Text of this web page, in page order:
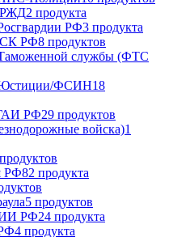
РЖД2 продукта
РФ3 продукта
СК РФ8 продуктов
службы (ФТС
Юстиции/ФСИН18
РФ29 продуктов
войска)1
РФ82 продукта
5 продуктов
РФ24 продукта
4 продукта